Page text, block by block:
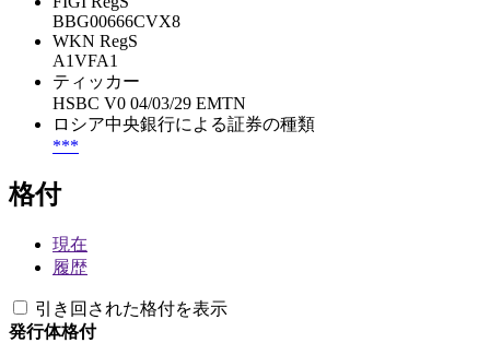
BBG00666CVX8
WKN RegS
A1VFA1
ティッカー
HSBC V0 04/03/29 EMTN
ロシア中央銀行による証券の種類
***
格付
現在
履歴
引き回された格付を表示
発行体格付